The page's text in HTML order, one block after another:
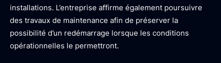
installations. L’entreprise affirme également poursuivre
des travaux de maintenance afin de préserver la
possibilité d’un redémarrage lorsque les conditions
opérationnelles le permettront.